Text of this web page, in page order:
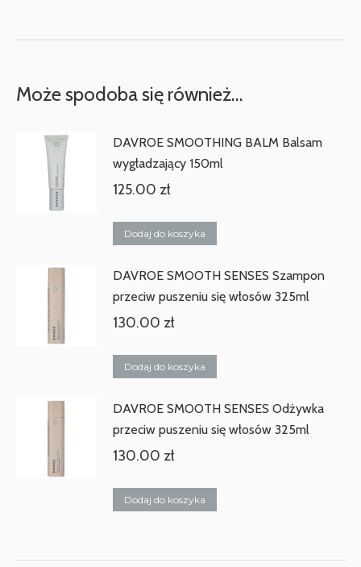
Może spodoba się również…
DAVROE SMOOTHING BALM Balsam
wygładzający 150ml
125.00 zł
Dodaj do koszyka
DAVROE SMOOTH SENSES Szampon
przeciw puszeniu się włosów 325ml
130.00 zł
Dodaj do koszyka
DAVROE SMOOTH SENSES Odżywka
przeciw puszeniu się włosów 325ml
130.00 zł
Dodaj do koszyka